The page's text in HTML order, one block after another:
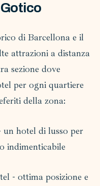
di Barcellona e il
attrazioni a distanza
sezione dove
per ogni quartiere
della zona:
hotel di lusso per
indimenticabile
- ottima posizione e